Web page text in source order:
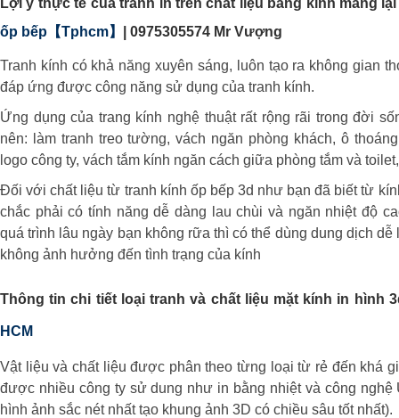
ốp bếp【Tphcm】
| 0975305574 Mr Vượng
Tranh kính có khả năng xuyên sáng, luôn tạo ra không gian
đáp ứng được công năng sử dụng của tranh kính.
Ứng dụng của trang kính nghệ thuật rất rộng rãi trong đời
nên: làm tranh treo tường, vách ngăn phòng khách, ô
logo công ty, vách tắm kính ngăn cách giữa phòng tắm và
Đối với chất liệu từ tranh kính ốp bếp 3d như bạn đã biết từ
chắc phải có tính năng dễ dàng lau chùi và ngăn nhiệt độ
quá trình lâu ngày bạn không rữa thì có thể dùng dung dịch dễ
không ảnh hưởng đến tình trạng của kính
Thông tin chi tiết loại tranh và chất liệu mặt kính in hình
HCM
Vật liệu và chất liệu được phân theo từng loại từ rẻ đến khá
được nhiều công ty sử dung như in bằng nhiệt và công nghệ
hình ảnh sắc nét nhất tạo khung ảnh 3D có chiều sâu tốt nhất).